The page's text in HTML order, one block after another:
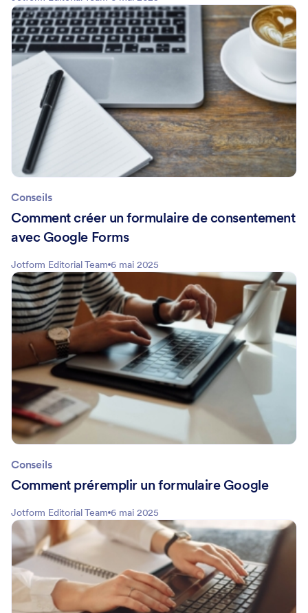
Conseils
Comment créer un formulaire de consentement
avec Google Forms
Jotform Editorial Team 6 mai 2025
Conseils
Comment préremplir un formulaire Google
Jotform Editorial Team 6 mai 2025